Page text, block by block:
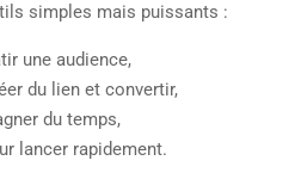
simples mais puissants :
une audience,
du lien et convertir,
du temps,
lancer rapidement.